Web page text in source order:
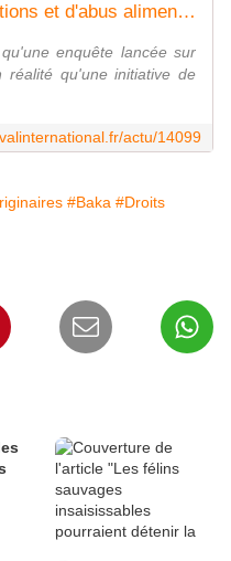
De nouveaux cas d'intimidations et d'abus alimentent les craintes que l'enquête sur l'ONG liée au Prince Harry ne soit qu'un écran de fumée
enquête lancée sur
réalité qu'une initiative de
actu/14099
#Baka #Droits